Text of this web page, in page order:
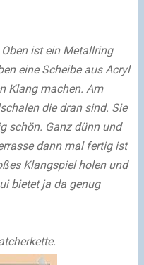
ist ein Metallring
eine Scheibe aus Acryl
Klang machen. Am
die dran sind. Sie
schön. Ganz dünn und
dann mal fertig ist
Klangspiel holen und
bietet ja da genug